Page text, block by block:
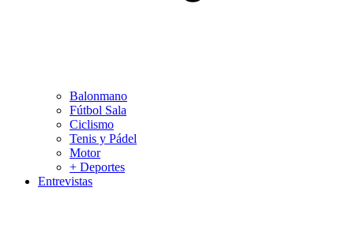
Balonmano
Fútbol Sala
Ciclismo
Tenis y Pádel
Motor
+ Deportes
Entrevistas